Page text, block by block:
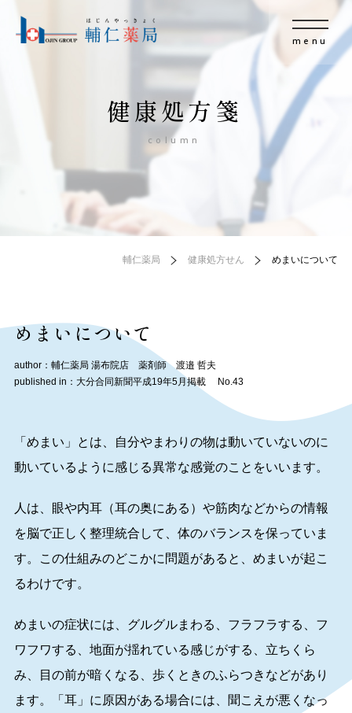
menu
健康処方箋
column
輔仁薬局 健康処方せん めまいについて
めまいについて
author：輔仁薬局 湯布院店 薬剤師 渡邉 哲夫
published in：大分合同新聞平成19年5月掲載 No.43
「めまい」とは、自分やまわりの物は動いていないのに
動いているように感じる異常な感覚のことをいいます。
人は、眼や内耳（耳の奥にある）や筋肉などからの情報
を脳で正しく整理統合して、体のバランスを保っていま
す。この仕組みのどこかに問題があると、めまいが起こ
るわけです。
めまいの症状には、グルグルまわる、フラフラする、フ
ワフワする、地面が揺れている感じがする、立ちくら
み、目の前が暗くなる、歩くときのふらつきなどがあり
ます。「耳」に原因がある場合には、聞こえが悪くなっ